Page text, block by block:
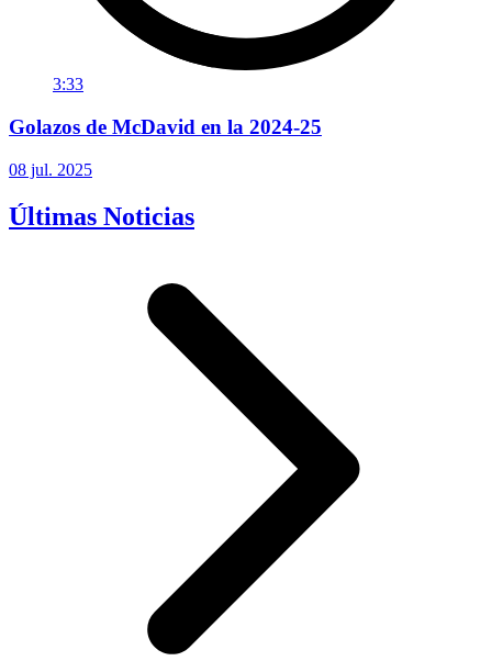
3:33
Golazos de McDavid en la 2024-25
08 jul. 2025
Últimas Noticias